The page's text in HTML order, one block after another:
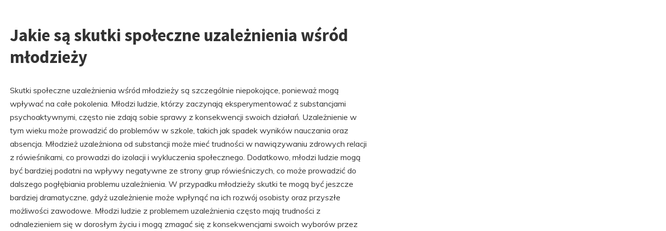
Jakie są skutki społeczne uzależnienia wśród
młodzieży
Skutki społeczne uzależnienia wśród młodzieży są szczególnie niepokojące, ponieważ mogą
wpływać na całe pokolenia. Młodzi ludzie, którzy zaczynają eksperymentować z substancjami
psychoaktywnymi, często nie zdają sobie sprawy z konsekwencji swoich działań. Uzależnienie w
tym wieku może prowadzić do problemów w szkole, takich jak spadek wyników nauczania oraz
absencja. Młodzież uzależniona od substancji może mieć trudności w nawiązywaniu zdrowych relacji
z rówieśnikami, co prowadzi do izolacji i wykluczenia społecznego. Dodatkowo, młodzi ludzie mogą
być bardziej podatni na wpływy negatywne ze strony grup rówieśniczych, co może prowadzić do
dalszego pogłębiania problemu uzależnienia. W przypadku młodzieży skutki te mogą być jeszcze
bardziej dramatyczne, gdyż uzależnienie może wpłynąć na ich rozwój osobisty oraz przyszłe
możliwości zawodowe. Młodzi ludzie z problemem uzależnienia często mają trudności z
odnalezieniem się w dorosłym życiu i mogą zmagać się z konsekwencjami swoich wyborów przez